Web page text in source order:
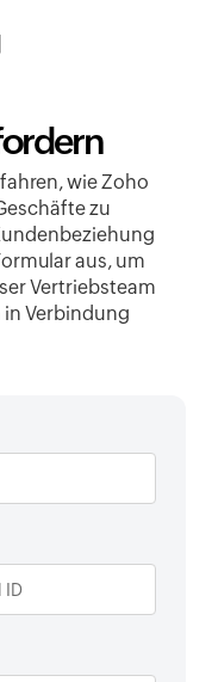
wie Zoho
zu
aus, um
Vertriebsteam
in Verbindung